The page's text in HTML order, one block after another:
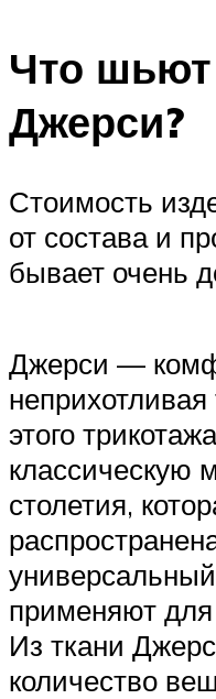
Что шьют
Джерси?
Стоимость
от состава и
бывает очень
Джерси —
этого
классическую
столетия,
применяют
Из ткани
количество